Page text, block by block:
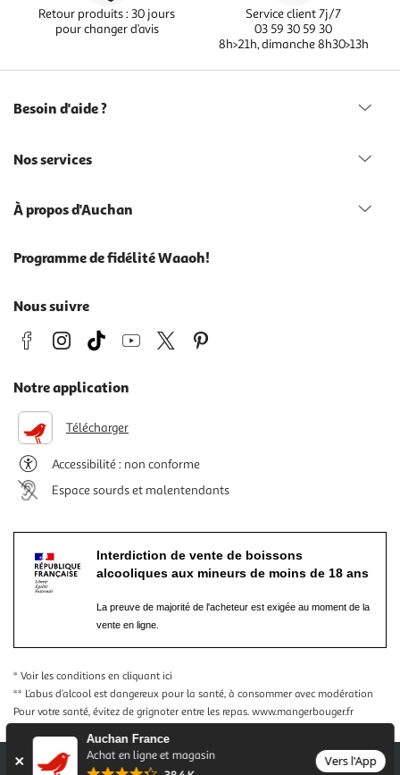
Auchan France
Achat en ligne et magasin
Vers l'App
Retour produits : 30 jours
pour changer d’avis
Service client 7j/7
03 59 30 59 30
8h>21h, dimanche 8h30>13h
Besoin d'aide ?
Nos services
À propos d'Auchan
Programme de fidélité Waaoh!
Nous suivre
Notre application
Télécharger
Accessibilité : non conforme
Espace sourds et malentendants
Interdiction de vente de boissons
alcooliques aux mineurs de moins de 18 ans
La preuve de majorité de l'acheteur est exigée au moment de la
vente en ligne.
* Voir les conditions en cliquant ici
** L’abus d’alcool est dangereux pour la santé, à consommer avec modération
Pour votre santé, évitez de grignoter entre les repas. www.mangerbouger.fr